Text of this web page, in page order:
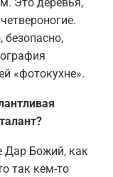
Это деревья,
«фотокухне».
Дар Божий, как
так кем-то